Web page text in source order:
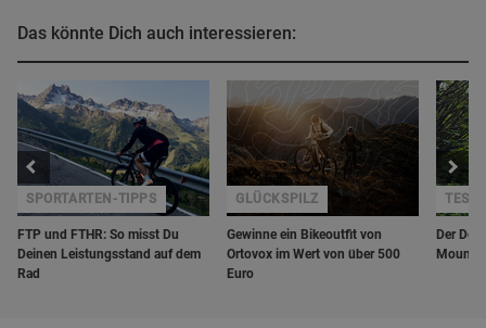
Das könnte Dich auch interessieren:
FTP und FTHR: So misst Du
Deinen Leistungsstand auf dem
Rad
SPORTARTEN-TIPPS
Gewinne ein Bikeoutfit von
Ortovox im Wert von über 500
Euro
GLÜCKSPILZ
Der